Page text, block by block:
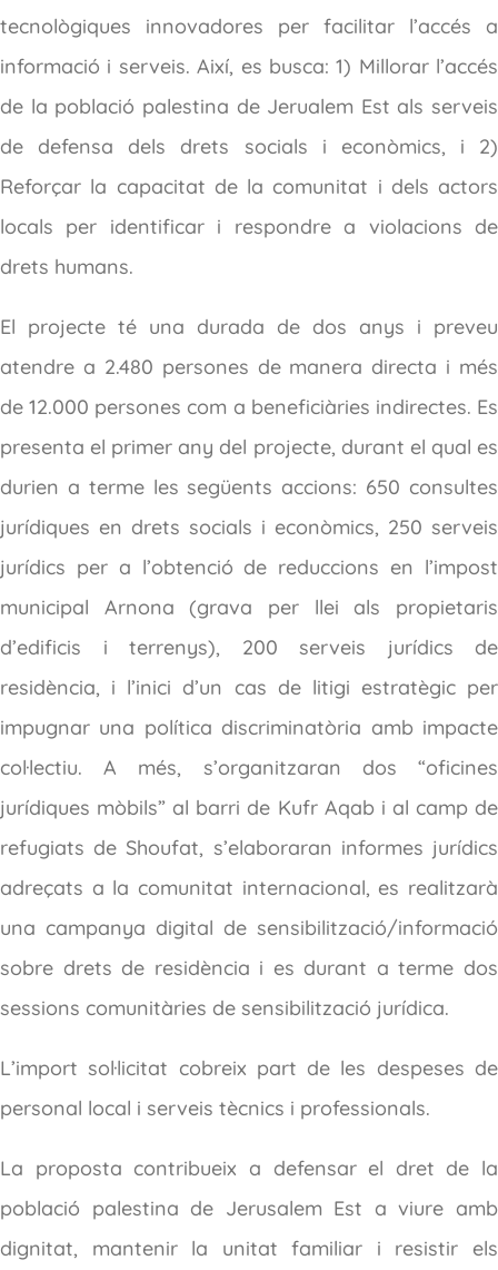
tecnològiques innovadores per facilitar l’accés a
informació i serveis. Així, es busca: 1) Millorar l’accés
de la població palestina de Jerualem Est als serveis
de defensa dels drets socials i econòmics, i 2)
Reforçar la capacitat de la comunitat i dels actors
locals per identificar i respondre a violacions de
drets humans.
El projecte té una durada de dos anys i preveu
atendre a 2.480 persones de manera directa i més
de 12.000 persones com a beneficiàries indirectes. Es
presenta el primer any del projecte, durant el qual es
durien a terme les següents accions: 650 consultes
jurídiques en drets socials i econòmics, 250 serveis
jurídics per a l’obtenció de reduccions en l’impost
municipal Arnona (grava per llei als propietaris
d’edificis i terrenys), 200 serveis jurídics de
residència, i l’inici d’un cas de litigi estratègic per
impugnar una política discriminatòria amb impacte
col·lectiu. A més, s’organitzaran dos “oficines
jurídiques mòbils” al barri de Kufr Aqab i al camp de
refugiats de Shoufat, s’elaboraran informes jurídics
adreçats a la comunitat internacional, es realitzarà
una campanya digital de sensibilització/informació
sobre drets de residència i es durant a terme dos
sessions comunitàries de sensibilització jurídica.
L’import sol·licitat cobreix part de les despeses de
personal local i serveis tècnics i professionals.
La proposta contribueix a defensar el dret de la
població palestina de Jerusalem Est a viure amb
dignitat, mantenir la unitat familiar i resistir els